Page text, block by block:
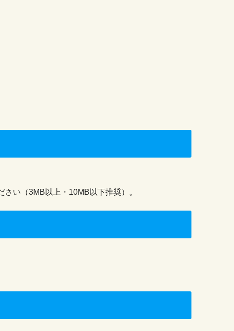
い（3MB以上・10MB以下推奨）。